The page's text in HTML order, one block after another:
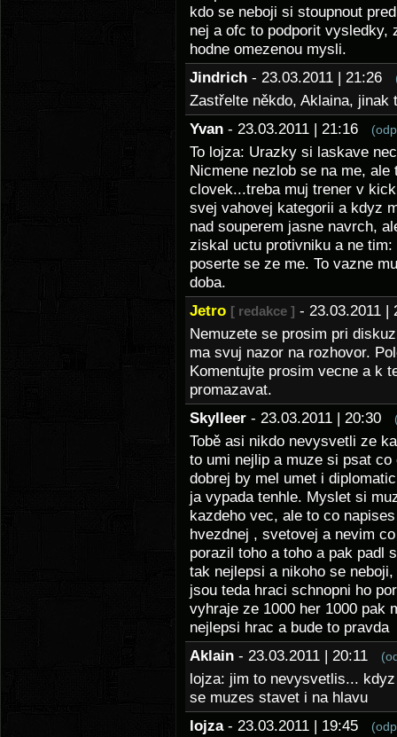
kdo se neboji si stoupnout
nej a ofc to podporit vysledky,
hodne omezenou mysli.
Jindrich - 23.03.2011 | 21:26
Zastřelte někdo, Aklaina, jinak
Yvan - 23.03.2011 | 21:16
To lojza: Urazky si laskave
Nicmene nezlob se na me,
clovek...treba muj trener v
svej vahovej kategorii a kdyz
nad souperem jasne navrch,
ziskal uctu protivniku a ne
poserte se ze me. To vazne
doba.
Jetro [ redakce ] - 23.03.2011
Nemuzete se prosim pri
ma svuj nazor na rozhovor.
Komentujte prosim vecne a k
promazavat.
Skylleer - 23.03.2011 | 20:30
Tobě asi nikdo nevysvetli ze
to umi nejlip a muze si psat
dobrej by mel umet i
ja vypada tenhle. Myslet si
kazdeho vec, ale to co
hvezdnej , svetovej a nevim
porazil toho a toho a pak padl
tak nejlepsi a nikoho se
jsou teda hraci schnopni ho
vyhraje ze 1000 her 1000 pak
nejlepsi hrac a bude to pravda
Aklain - 23.03.2011 | 20:11
lojza: jim to nevysvetlis...
se muzes stavet i na hlavu
lojza - 23.03.2011 | 19:45